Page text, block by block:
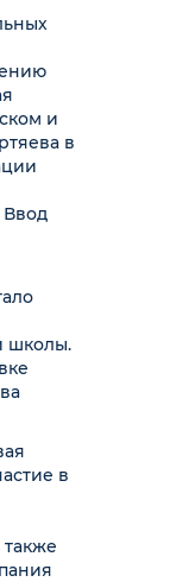
и
в
школы.
в